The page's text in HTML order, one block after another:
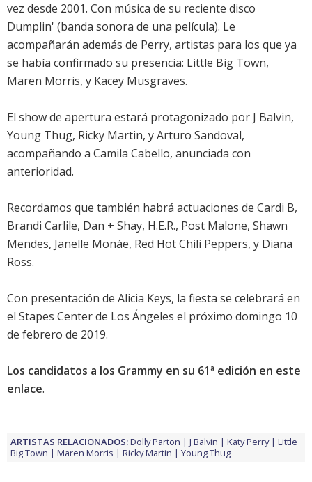
vez desde 2001. Con música de su reciente disco
Dumplin' (banda sonora de una película). Le
acompañarán además de Perry, artistas para los que ya
se había confirmado su presencia: Little Big Town,
Maren Morris, y Kacey Musgraves.
El show de apertura estará protagonizado por J Balvin,
Young Thug, Ricky Martin, y Arturo Sandoval,
acompañando a Camila Cabello, anunciada con
anterioridad.
Recordamos que también habrá actuaciones de Cardi B,
Brandi Carlile, Dan + Shay, H.E.R., Post Malone, Shawn
Mendes, Janelle Monáe, Red Hot Chili Peppers, y Diana
Ross.
Con presentación de Alicia Keys, la fiesta se celebrará en
el Stapes Center de Los Ángeles el próximo domingo 10
de febrero de 2019.
Los candidatos a los Grammy en su 61ª edición en este
enlace.
ARTISTAS RELACIONADOS:Dolly Parton J Balvin Katy Perry
Little
Big Town
Maren Morris Ricky Martin Young Thug